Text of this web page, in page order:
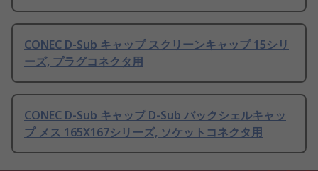
CONEC D-Sub キャップ スクリーンキャップ 15シリ
ーズ, プラグコネクタ用
CONEC D-Sub キャップ D-Sub バックシェルキャッ
プ メス 165X167シリーズ, ソケットコネクタ用